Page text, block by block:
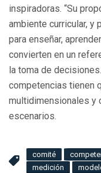
inspiradoras. “Su
ambiente curricular, y
para enseñar,
convierten en un
la toma de
competencias tienen
multidimensionales y
escenarios.
comité
medición